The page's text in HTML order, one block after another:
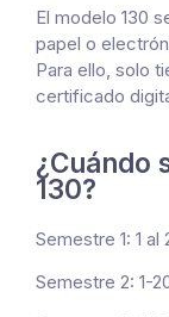
El modelo 130
papel o
Para ello, solo
certificado
¿Cuándo
130?
Semestre 1: 1 al
Semestre 2: 1-